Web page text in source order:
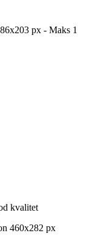
px - Maks 1
kvalitet
460x282 px